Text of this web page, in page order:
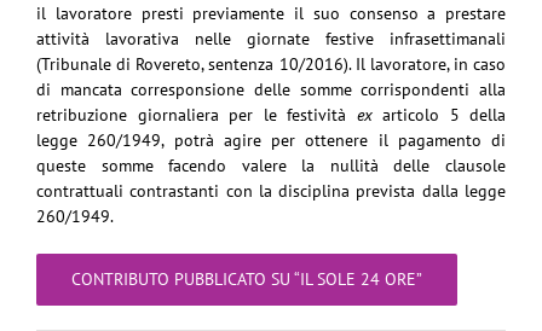
il lavoratore presti previamente il suo consenso a prestare
attività lavorativa nelle giornate festive infrasettimanali
(Tribunale di Rovereto, sentenza 10/2016). Il lavoratore, in caso
di mancata corresponsione delle somme corrispondenti alla
retribuzione giornaliera per le festività ex articolo 5 della
legge 260/1949, potrà agire per ottenere il pagamento di
queste somme facendo valere la nullità delle clausole
contrattuali contrastanti con la disciplina prevista dalla legge
260/1949.
CONTRIBUTO PUBBLICATO SU “IL SOLE 24 ORE”